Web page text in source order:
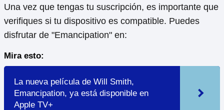
Una vez que tengas tu suscripción, es importante que
verifiques si tu dispositivo es compatible. Puedes
disfrutar de "Emancipation" en:
Mira esto:
La nueva película de Will Smith,
Emancipation, ya está disponible en
Apple TV+